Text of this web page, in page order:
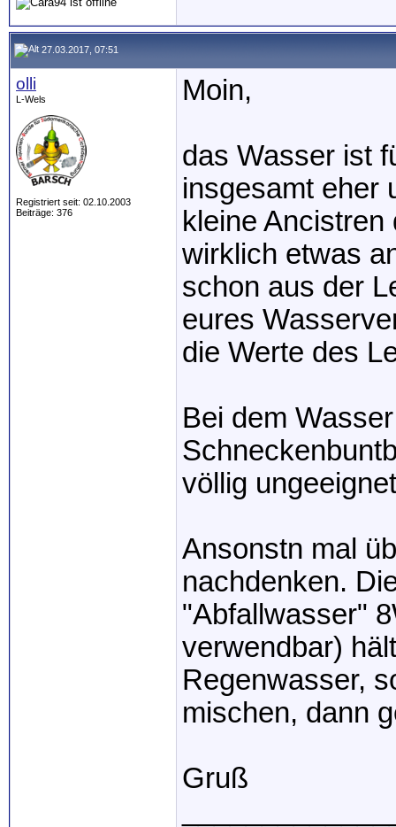
27.03.2017, 07:51
olli
L-Wels
Registriert seit: 02.10.2003
Beiträge: 376
Moin,
das Wasser ist
insgesamt eher
kleine
wirklich etwas
schon aus der
eures
die Werte des
Bei dem
völlig
Ansonstn mal
nachdenken.
"Abfallwasser"
verwendbar)
Regenwasser,
mischen, dann
Gruß